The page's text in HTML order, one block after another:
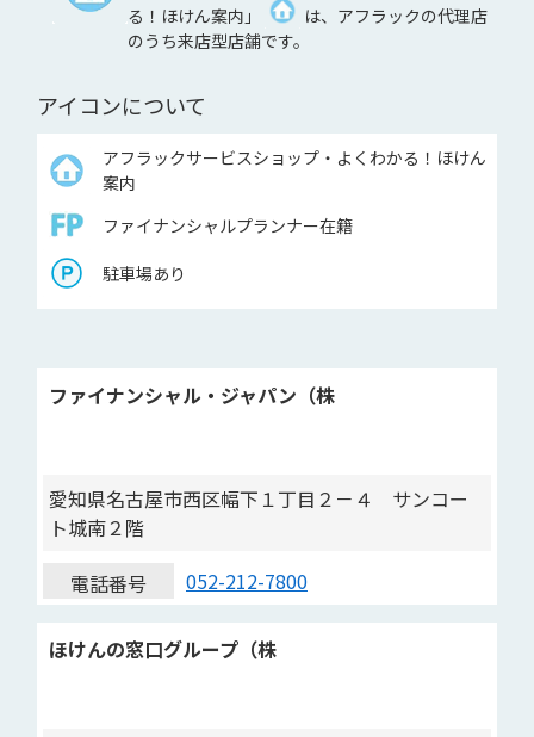
る！ほけん案内」
は、アフラックの代理店
のうち来店型店舗です。
アイコンについて
アフラックサービスショップ・よくわかる！ほけん
案内
ファイナンシャルプランナー在籍
駐車場あり
ファイナンシャル・ジャパン（株
愛知県名古屋市西区幅下１丁目２－４ サンコー
ト城南２階
電話番号
052-212-7800
ほけんの窓口グループ（株